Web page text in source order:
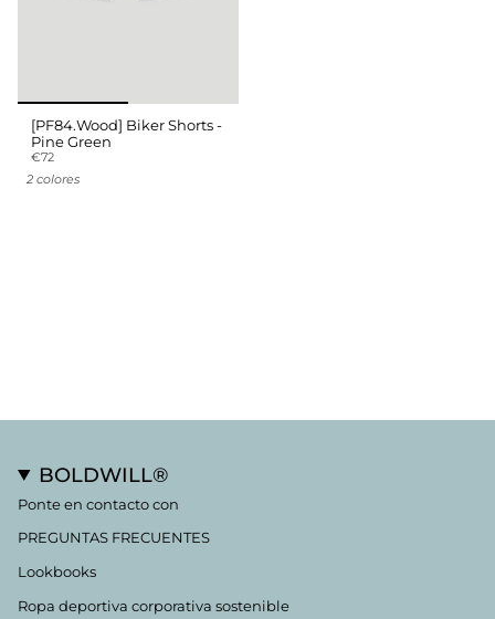
[PF84.Wood] Biker Shorts -
Pine Green
€72
2 colores
BOLDWILL®
Ponte en contacto con
PREGUNTAS FRECUENTES
Lookbooks
Ropa deportiva corporativa sostenible